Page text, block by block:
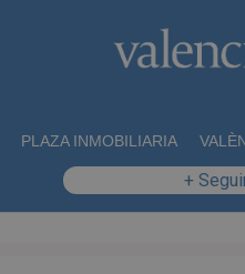
PLAZA INMOBILIARIA
+